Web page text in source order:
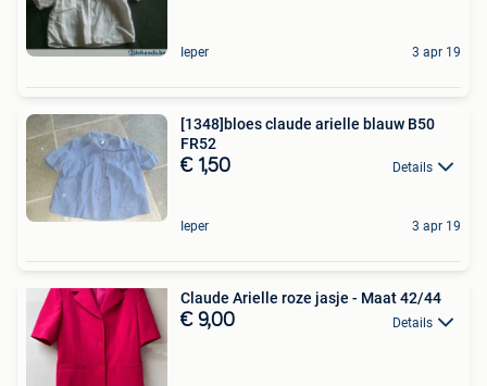
Ieper 3 apr 19
[1348]bloes claude arielle blauw B50
FR52
€ 1,50 Details
Ieper 3 apr 19
Claude Arielle roze jasje - Maat 42/44
€ 9,00 Details